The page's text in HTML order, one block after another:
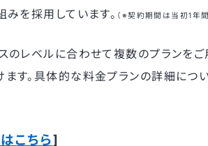
を採用しています。 （ ※契約期間は当初1年
のレベルに合わせて複数のプランをご
す。具体的な料金プランの詳細につ
こちら]